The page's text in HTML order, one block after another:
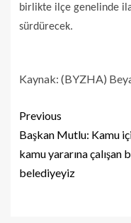
birlikte ilçe genelinde
sürdürecek.
Kaynak: (BYZHA)
Previous
Başkan Mutlu: Kamu
kamu yararına çalışan
belediyeyiz